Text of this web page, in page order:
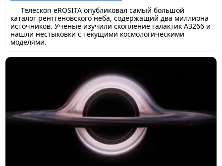
Телескоп eROSITA опубликовал самый большой
каталог рентгеновского неба, содержащий два миллиона
источников. Ученые изучили скопление галактик A3266 и
нашли нестыковки с текущими космологическими
моделями.